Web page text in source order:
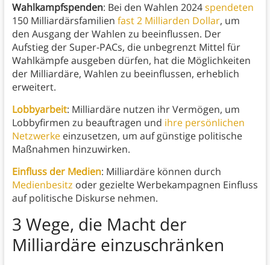
Wahlkampfspenden: Bei den Wahlen 2024spendeten
150 Milliardärsfamilien fast 2 Milliarden Dollar, um
den Ausgang der Wahlen zu beeinflussen. Der
Aufstieg der Super-PACs, die unbegrenzt Mittel für
Wahlkämpfe ausgeben dürfen, hat die Möglichkeiten
der Milliardäre, Wahlen zu beeinflussen, erheblich
erweitert.
Lobbyarbeit: Milliardäre nutzen ihr Vermögen, um
Lobbyfirmen zu beauftragen und ihre persönlichen
Netzwerkeeinzusetzen, um auf günstige politische
Maßnahmen hinzuwirken.
Einfluss der Medien: Milliardäre können durch
Medienbesitz oder gezielte Werbekampagnen Einfluss
auf politische Diskurse nehmen.
3 Wege, die Macht der
Milliardäre einzuschränken